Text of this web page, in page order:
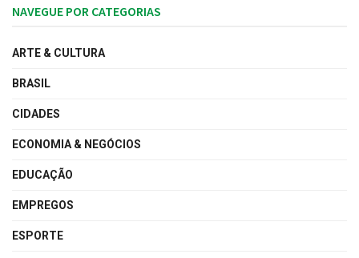
NAVEGUE POR CATEGORIAS
ARTE & CULTURA
BRASIL
CIDADES
ECONOMIA & NEGÓCIOS
EDUCAÇÃO
EMPREGOS
ESPORTE